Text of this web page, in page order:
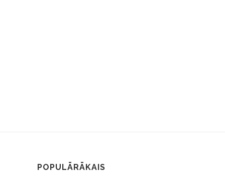
POPULĀRĀKAIS